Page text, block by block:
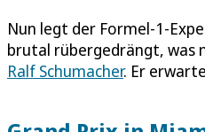
Nun legt der Formel-1-
brutal rübergedrängt, was
Ralf Schumacher. Er